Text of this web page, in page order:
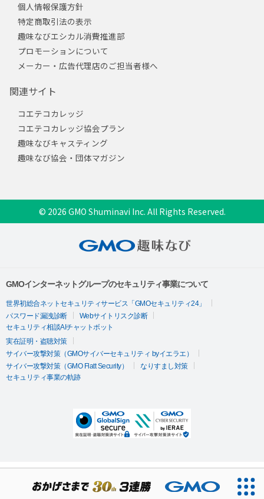
個人情報保護方針
特定商取引法の表示
趣味なびエシカル消費推進部
プロモーションについて
メーカー・広告代理店のご担当者様へ
関連サイト
コエテコカレッジ
コエテコカレッジ協会プラン
趣味なびキャスティング
趣味なび協会・団体マガジン
© 2026 GMO Shuminavi Inc. All Rights Reserved.